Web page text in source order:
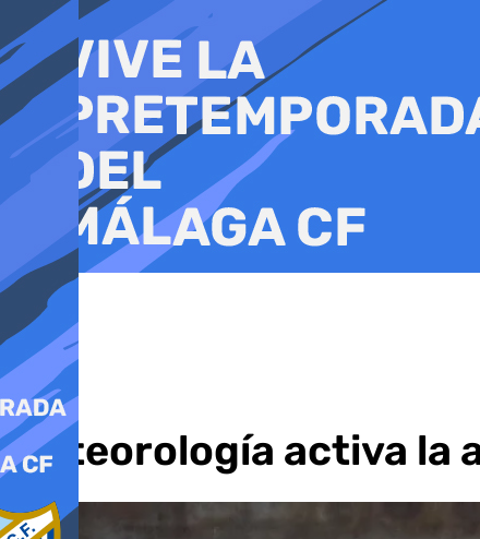
al
contenido
Meteorología activa la